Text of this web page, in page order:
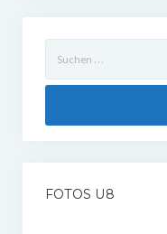
nach:
FOTOS U8